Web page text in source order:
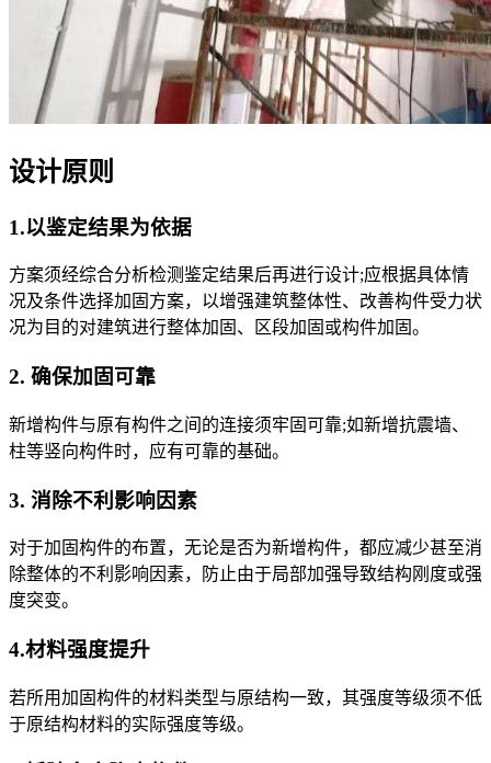
设计原则
1.以鉴定结果为依据
方案须经综合分析检测鉴定结果后再进行设计;应根据具体情
况及条件选择加固方案，以增强建筑整体性、改善构件受力状
况为目的对建筑进行整体加固、区段加固或构件加固。
2. 确保加固可靠
新增构件与原有构件之间的连接须牢固可靠;如新增抗震墙、
柱等竖向构件时，应有可靠的基础。
3. 消除不利影响因素
对于加固构件的布置，无论是否为新增构件，都应减少甚至消
除整体的不利影响因素，防止由于局部加强导致结构刚度或强
度突变。
4.材料强度提升
若所用加固构件的材料类型与原结构一致，其强度等级须不低
于原结构材料的实际强度等级。